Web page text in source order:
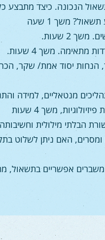
הנכונה. כיצד מתבצע כל
משך 1 שעה
2 שעות.
משך 4 שעות.
הנחות יסוד אמת/ שקר,
מנטאליים, למידה
משך 4 שעות
הבלתי מילולית
אפשריים בתשאול,